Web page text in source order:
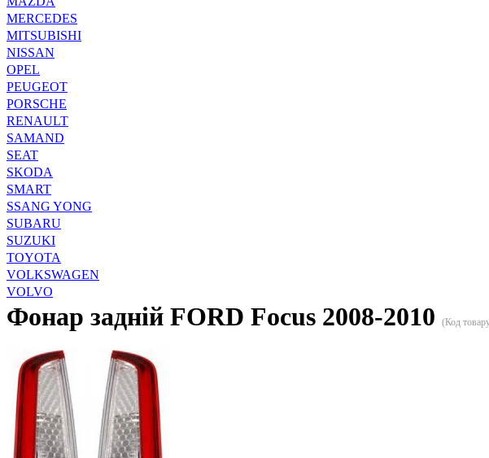
MERCEDES
MITSUBISHI
NISSAN
OPEL
PEUGEOT
PORSCHE
RENAULT
SAMAND
SEAT
SKODA
SMART
SSANG YONG
SUBARU
SUZUKI
TOYOTA
VOLKSWAGEN
VOLVO
Фонар задній FORD Focus 2008-2010 (Код